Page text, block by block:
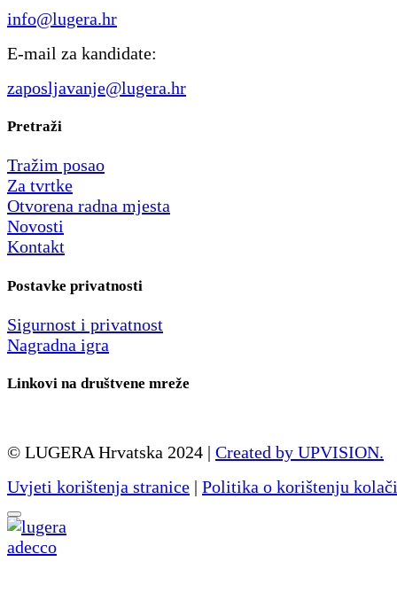
info@lugera.hr
E-mail za kandidate:
zaposljavanje@lugera.hr
Pretraži
Tražim posao
Za tvrtke
Otvorena radna mjesta
Novosti
Kontakt
Postavke privatnosti
Sigurnost i privatnost
Nagradna igra
Linkovi na društvene mreže
© LUGERA Hrvatska 2024 | Created by UPVISION.
Uvjeti korištenja stranice | Politika o korištenju